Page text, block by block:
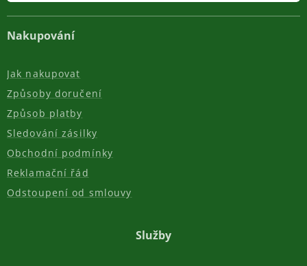
Nakupování
Jak nakupovat
Způsoby doručení
Způsob platby
Sledování zásilky
Obchodní podmínky
Reklamační řád
Odstoupení od smlouvy
Služby